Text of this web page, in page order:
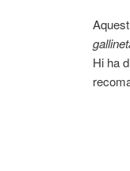
Hi ha